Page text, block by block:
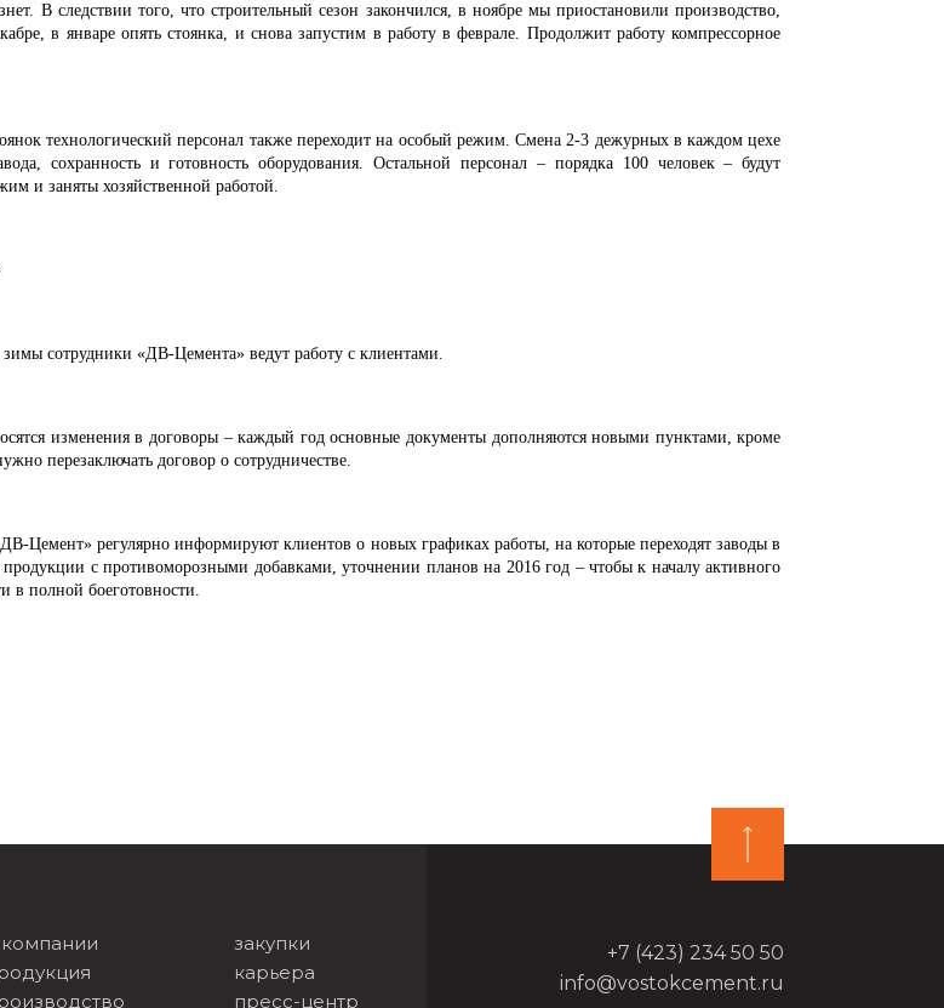
В следствии того, что строительный сезон закончился, в ноябре мы приостановили производство,
в январе опять стоянка, и снова запустим в работу в феврале. Продолжит работу компрессорное
технологический персонал также переходит на особый режим. Смена 2-3 дежурных в каждом цехе
сохранность и готовность оборудования. Остальной персонал – порядка 100 человек – будут
и заняты хозяйственной работой.
сотрудники «ДВ-Цемента» ведут работу с клиентами.
изменения в договоры – каждый год основные документы дополняются новыми пунктами, кроме
перезаключать договор о сотрудничестве.
Цемент» регулярно информируют клиентов о новых графиках работы, на которые переходят заводы в
с противоморозными добавками, уточнении планов на 2016 год – чтобы к началу активного
в полной боеготовности.
закупки
карьера
пресс-центр
+7 (423) 234 50 50
info@vostokcement.ru